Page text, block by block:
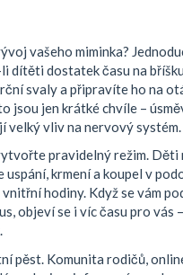
vašeho miminka?
dítěti dostatek času na bříšku,
svaly a připravíte ho na
jsou jen krátké chvíle –
velký vliv na nervový systém.
pravidelný režim. Děti
krmení a koupel v
hodiny. Když se vám
objeví se i víc času pro vás –
pěst. Komunita rodičů,